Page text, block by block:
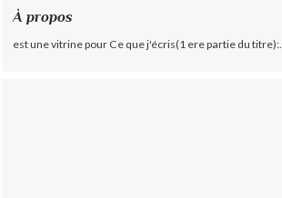
À propos
est une vitrine pour Ce que j'écris(1 ere partie du titre):...